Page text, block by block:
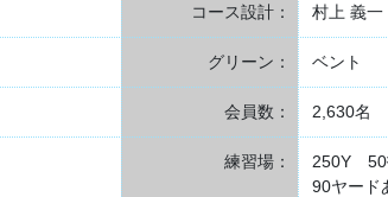
コース設計： 村上 義一
グリーン： ベント
会員数： 2,630名
練習場：
250Y 50
90ヤード